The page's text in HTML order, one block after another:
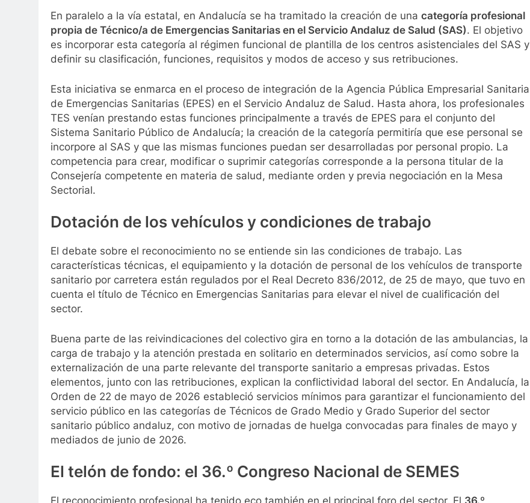
En paralelo a la vía estatal, en Andalucía se ha tramitado la creación de una categoría profesional
propia de Técnico/a de Emergencias Sanitarias en el Servicio Andaluz de Salud (SAS). El objetivo
es incorporar esta categoría al régimen funcional de plantilla de los centros asistenciales del SAS y
definir su clasificación, funciones, requisitos y modos de acceso y sus retribuciones.
Esta iniciativa se enmarca en el proceso de integración de la Agencia Pública Empresarial Sanitaria
de Emergencias Sanitarias (EPES) en el Servicio Andaluz de Salud. Hasta ahora, los profesionales
TES venían prestando estas funciones principalmente a través de EPES para el conjunto del
Sistema Sanitario Público de Andalucía; la creación de la categoría permitiría que ese personal se
incorpore al SAS y que las mismas funciones puedan ser desarrolladas por personal propio. La
competencia para crear, modificar o suprimir categorías corresponde a la persona titular de la
Consejería competente en materia de salud, mediante orden y previa negociación en la Mesa
Sectorial.
Dotación de los vehículos y condiciones de trabajo
El debate sobre el reconocimiento no se entiende sin las condiciones de trabajo. Las
características técnicas, el equipamiento y la dotación de personal de los vehículos de transporte
sanitario por carretera están regulados por el Real Decreto 836/2012, de 25 de mayo, que tuvo en
cuenta el título de Técnico en Emergencias Sanitarias para elevar el nivel de cualificación del
sector.
Buena parte de las reivindicaciones del colectivo gira en torno a la dotación de las ambulancias, la
carga de trabajo y la atención prestada en solitario en determinados servicios, así como sobre la
externalización de una parte relevante del transporte sanitario a empresas privadas. Estos
elementos, junto con las retribuciones, explican la conflictividad laboral del sector. En Andalucía, la
Orden de 22 de mayo de 2026 estableció servicios mínimos para garantizar el funcionamiento del
servicio público en las categorías de Técnicos de Grado Medio y Grado Superior del sector
sanitario público andaluz, con motivo de jornadas de huelga convocadas para finales de mayo y
mediados de junio de 2026.
El telón de fondo: el 36.º Congreso Nacional de SEMES